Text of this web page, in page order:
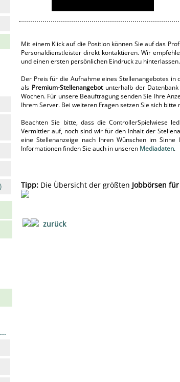
Mit einem Klick auf die Position können Sie auf das
Personaldienstleister direkt kontaktieren. Wir
und einen ersten persönlichen Eindruck zu
Der Preis für die Aufnahme eines Stellenangebotes in
als Premium-Stellenangebotunterhalb der
Wochen. Für unsere Beauftragung senden Sie Ihre
Ihrem Server. Bei weiteren Fragen setzen Sie sich bitte
Beachten Sie bitte, dass die ControllerSpielwiese
Vermittler auf, noch sind wir für den Inhalt der
eine Stellenanzeige nach Ihren Wünschen im
Informationen finden Sie auch in unseren Mediadaten.
Tipp: Die Übersicht der größten Jobbörsen
zurück